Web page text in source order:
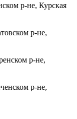
р-не, Курская
р-не,
р-не,
р-не,